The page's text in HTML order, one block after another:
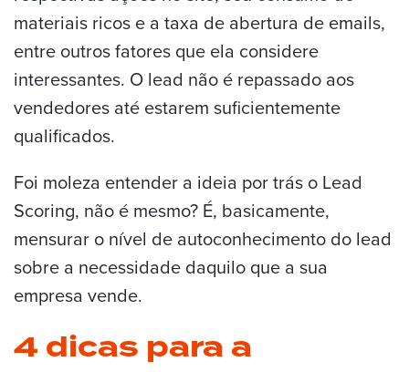
materiais ricos e a taxa de abertura de emails,
entre outros fatores que ela considere
interessantes. O lead não é repassado aos
vendedores até estarem suficientemente
qualificados.
Foi moleza entender a ideia por trás o Lead
Scoring, não é mesmo? É, basicamente,
mensurar o nível de autoconhecimento do lead
sobre a necessidade daquilo que a sua
empresa vende.
4 dicas para a